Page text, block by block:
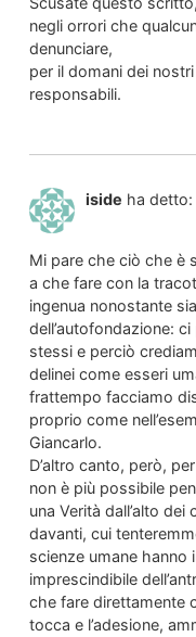
negli orrori che
denunciare,
per il domani dei
responsabili.
iside ha detto:
Mi pare che ciò che è
a che fare con la
ingenua nonostante
dell’autofondazione:
stessi e perciò
delinei come esseri
frattempo facciamo
proprio come
Giancarlo.
D’altro canto, però,
non è più possibile
una Verità dall’alto
davanti, cui
scienze umane hanno
imprescindibile
che fare direttamente
tocca e l’adesione,